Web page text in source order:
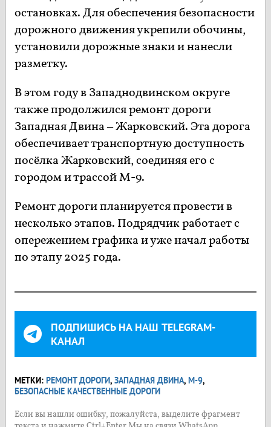
остановках. Для обеспечения безопасности
дорожного движения укрепили обочины,
установили дорожные знаки и нанесли
разметку.
В этом году в Западнодвинском округе
также продолжился ремонт дороги
Западная Двина – Жарковский. Эта дорога
обеспечивает транспортную доступность
посёлка Жарковский, соединяя его с
городом и трассой М-9.
Ремонт дороги планируется провести в
несколько этапов. Подрядчик работает с
опережением графика и уже начал работы
по этапу 2025 года.
ПОДПИШИСЬ НА НАШ TELEGRAM-
КАНАЛ
МЕТКИ: РЕМОНТ ДОРОГИ, ЗАПАДНАЯ ДВИНА, М-9,
БЕЗОПАСНЫЕ КАЧЕСТВЕННЫЕ ДОРОГИ
Если вы нашли ошибку, пожалуйста, выделите фрагмент